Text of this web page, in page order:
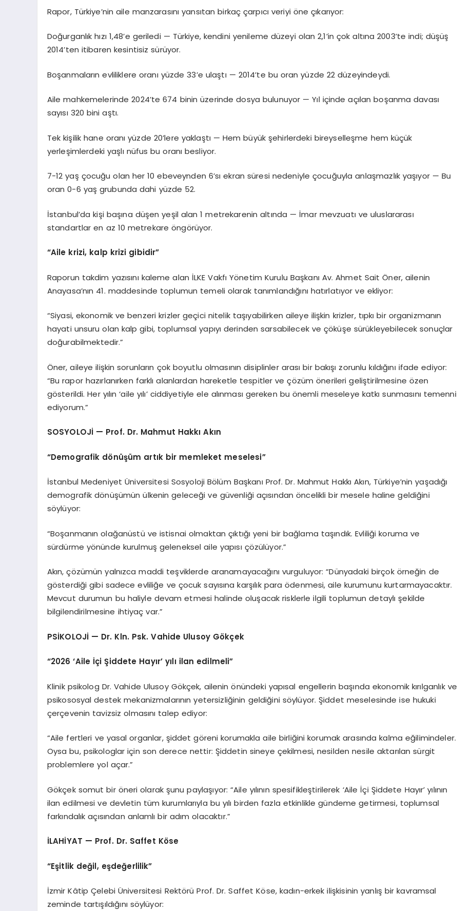
Rapor, Türkiye’nin aile manzarasını yansıtan birkaç çarpıcı veriyi öne çıkarıyor:
Doğurganlık hızı 1,48’e geriledi — Türkiye, kendini yenileme düzeyi olan 2,1’in çok altına 2003’te indi; düşüş
2014’ten itibaren kesintisiz sürüyor.
Boşanmaların evliliklere oranı yüzde 33’e ulaştı — 2014’te bu oran yüzde 22 düzeyindeydi.
Aile mahkemelerinde 2024’te 674 binin üzerinde dosya bulunuyor — Yıl içinde açılan boşanma davası
sayısı 320 bini aştı.
Tek kişilik hane oranı yüzde 20’lere yaklaştı — Hem büyük şehirlerdeki bireyselleşme hem küçük
yerleşimlerdeki yaşlı nüfus bu oranı besliyor.
7-12 yaş çocuğu olan her 10 ebeveynden 6’sı ekran süresi nedeniyle çocuğuyla anlaşmazlık yaşıyor — Bu
oran 0-6 yaş grubunda dahi yüzde 52.
İstanbul’da kişi başına düşen yeşil alan 1 metrekarenin altında — İmar mevzuatı ve uluslararası
standartlar en az 10 metrekare öngörüyor.
“Aile krizi, kalp krizi gibidir”
Raporun takdim yazısını kaleme alan İLKE Vakfı Yönetim Kurulu Başkanı Av. Ahmet Sait Öner, ailenin
Anayasa’nın 41. maddesinde toplumun temeli olarak tanımlandığını hatırlatıyor ve ekliyor:
“Siyasi, ekonomik ve benzeri krizler geçici nitelik taşıyabilirken aileye ilişkin krizler, tıpkı bir organizmanın
hayati unsuru olan kalp gibi, toplumsal yapıyı derinden sarsabilecek ve çöküşe sürükleyebilecek sonuçlar
doğurabilmektedir.”
Öner, aileye ilişkin sorunların çok boyutlu olmasının disiplinler arası bir bakışı zorunlu kıldığını ifade ediyor:
“Bu rapor hazırlanırken farklı alanlardan hareketle tespitler ve çözüm önerileri geliştirilmesine özen
gösterildi. Her yılın ‘aile yılı’ ciddiyetiyle ele alınması gereken bu önemli meseleye katkı sunmasını temenni
ediyorum.”
SOSYOLOJİ — Prof. Dr. Mahmut Hakkı Akın
“Demografik dönüşüm artık bir memleket meselesi”
İstanbul Medeniyet Üniversitesi Sosyoloji Bölüm Başkanı Prof. Dr. Mahmut Hakkı Akın, Türkiye’nin yaşadığı
demografik dönüşümün ülkenin geleceği ve güvenliği açısından öncelikli bir mesele haline geldiğini
söylüyor:
“Boşanmanın olağanüstü ve istisnai olmaktan çıktığı yeni bir bağlama taşındık. Evliliği koruma ve
sürdürme yönünde kurulmuş geleneksel aile yapısı çözülüyor.”
Akın, çözümün yalnızca maddi teşviklerde aranamayacağını vurguluyor: “Dünyadaki birçok örneğin de
gösterdiği gibi sadece evliliğe ve çocuk sayısına karşılık para ödenmesi, aile kurumunu kurtarmayacaktır.
Mevcut durumun bu haliyle devam etmesi halinde oluşacak risklerle ilgili toplumun detaylı şekilde
bilgilendirilmesine ihtiyaç var.”
PSİKOLOJİ — Dr. Kln. Psk. Vahide Ulusoy Gökçek
“2026 ‘Aile İçi Şiddete Hayır’ yılı ilan edilmeli”
Klinik psikolog Dr. Vahide Ulusoy Gökçek, ailenin önündeki yapısal engellerin başında ekonomik kırılganlık ve
psikososyal destek mekanizmalarının yetersizliğinin geldiğini söylüyor. Şiddet meselesinde ise hukuki
çerçevenin tavizsiz olmasını talep ediyor:
“Aile fertleri ve yasal organlar, şiddet göreni korumakla aile birliğini korumak arasında kalma eğilimindeler.
Oysa bu, psikologlar için son derece nettir: Şiddetin sineye çekilmesi, nesilden nesile aktarılan sürgit
problemlere yol açar.”
Gökçek somut bir öneri olarak şunu paylaşıyor: “Aile yılının spesifikleştirilerek ‘Aile İçi Şiddete Hayır’ yılının
ilan edilmesi ve devletin tüm kurumlarıyla bu yılı birden fazla etkinlikle gündeme getirmesi, toplumsal
farkındalık açısından anlamlı bir adım olacaktır.”
İLAHİYAT — Prof. Dr. Saffet Köse
“Eşitlik değil, eşdeğerlilik”
İzmir Kâtip Çelebi Üniversitesi Rektörü Prof. Dr. Saffet Köse, kadın-erkek ilişkisinin yanlış bir kavramsal
zeminde tartışıldığını söylüyor: